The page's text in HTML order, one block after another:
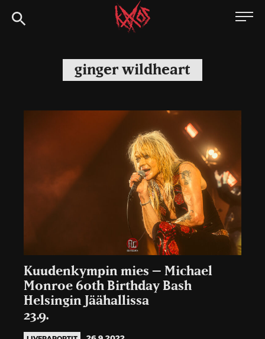
Siirry
suoraan
Kaaoszine
ginger wildheart
Kuudenkympin mies – Michael
Monroe 60th Birthday Bash
Helsingin Jäähallissa
23.9.